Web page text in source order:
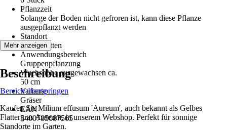
Pflanzzeit
Solange der Boden nicht gefroren ist, kann diese Pflanze
ausgepflanzt werden
Standort
Halbschatten
Anwendungsbereich
Gruppenpflanzung
Wuchshöhe ausgewachsen ca.
50 cm
Variante
Gräser
EAN
5400785087565
Mehr anzeigen
Beschreibung
Bereich überspringen
Kaufen Sie Milium effusum 'Aureum', auch bekannt als Gelbes
Flattergras Aureum, in unserem Webshop. Perfekt für sonnige
Standorte im Garten.